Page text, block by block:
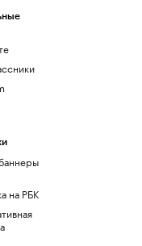
на РБК